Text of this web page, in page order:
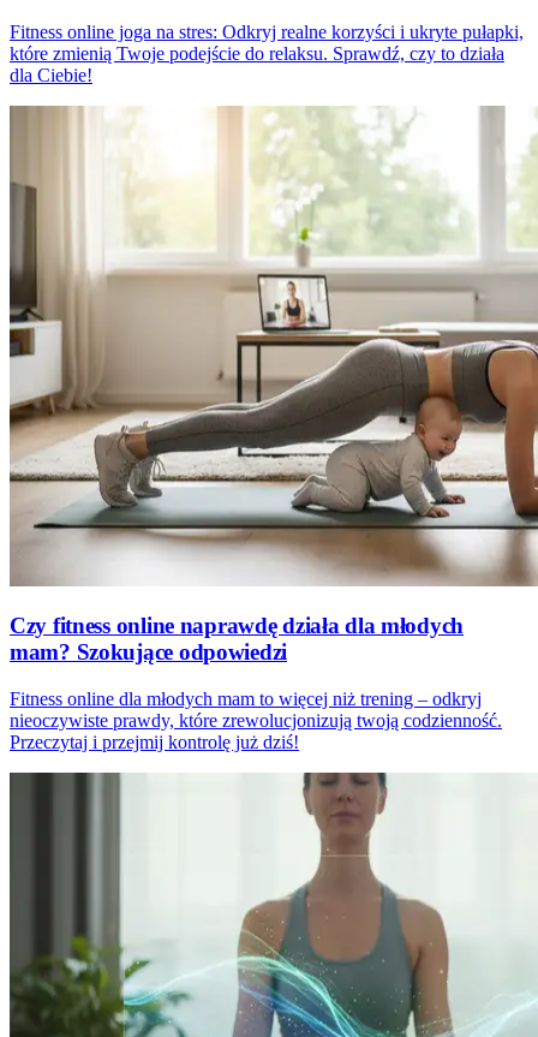
Fitness online joga na stres: Odkryj realne korzyści i ukryte pułapki,
które zmienią Twoje podejście do relaksu. Sprawdź, czy to działa
dla Ciebie!
Czy fitness online naprawdę działa dla młodych
mam? Szokujące odpowiedzi
Fitness online dla młodych mam to więcej niż trening – odkryj
nieoczywiste prawdy, które zrewolucjonizują twoją codzienność.
Przeczytaj i przejmij kontrolę już dziś!